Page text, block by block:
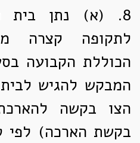
8. (א)
נתן
לתקופה קצרה
המבקש להגיש
הצו בקשה